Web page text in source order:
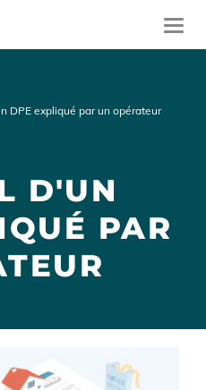
DPE expliqué par un opérateur
D'UN
PAR